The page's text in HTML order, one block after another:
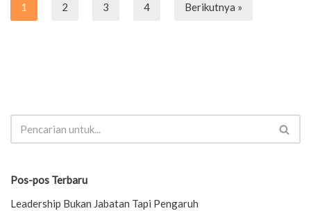
1 2 3 4 Berikutnya »
Pos-pos Terbaru
Leadership Bukan Jabatan Tapi Pengaruh